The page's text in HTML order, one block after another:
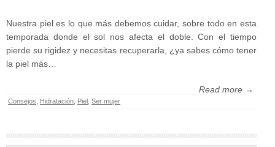
Nuestra piel es lo que más debemos cuidar, sobre todo en esta
temporada donde el sol nos afecta el doble. Con el tiempo
pierde su rigidez y necesitas recuperarla, ¿ya sabes cómo tener
la piel más…
Read more →
Consejos Hidratación Piel Ser mujer